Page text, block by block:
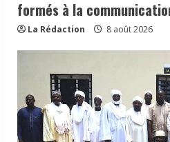
formés à la
La Rédaction 8 août 2026